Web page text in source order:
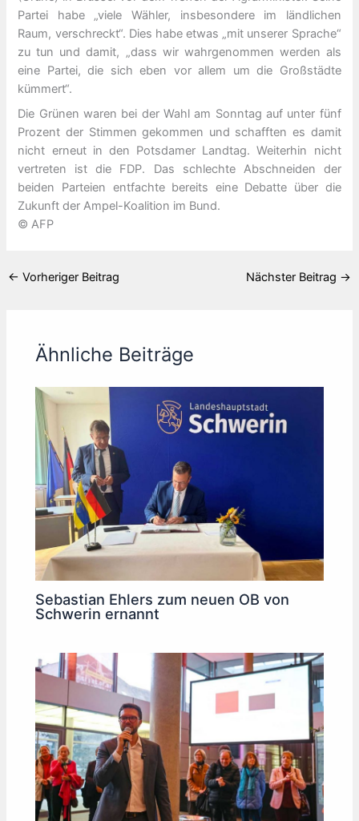
Partei habe „viele Wähler, insbesondere im ländlichen
Raum, verschreckt“. Dies habe etwas „mit unserer Sprache“
zu tun und damit, „dass wir wahrgenommen werden als
eine Partei, die sich eben vor allem um die Großstädte
kümmert“.
Die Grünen waren bei der Wahl am Sonntag auf unter fünf
Prozent der Stimmen gekommen und schafften es damit
nicht erneut in den Potsdamer Landtag. Weiterhin nicht
vertreten ist die FDP. Das schlechte Abschneiden der
beiden Parteien entfachte bereits eine Debatte über die
Zukunft der Ampel-Koalition im Bund.
© AFP
← Vorheriger Beitrag Nächster Beitrag →
Ähnliche Beiträge
Sebastian Ehlers zum neuen OB von
Schwerin ernannt